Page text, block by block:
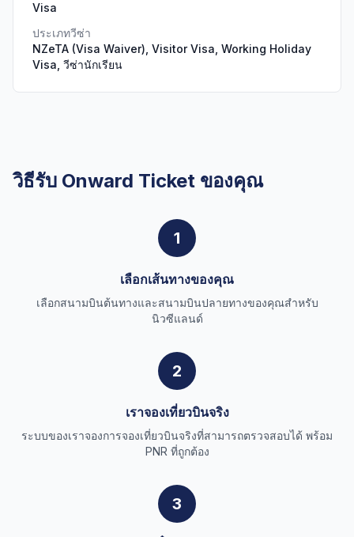
Visa
ประเภทวีซ่า
NZeTA (Visa Waiver), Visitor Visa, Working Holiday
Visa, วีซ่านักเรียน
วิธีรับ Onward Ticket ของคุณ
1
เลือกเส้นทางของคุณ
เลือกสนามบินต้นทางและสนามบินปลายทางของคุณสำหรับ
นิวซีแลนด์
2
เราจองเที่ยวบินจริง
ระบบของเราจองการจองเที่ยวบินจริงที่สามารถตรวจสอบได้ พร้อม
PNR ที่ถูกต้อง
3